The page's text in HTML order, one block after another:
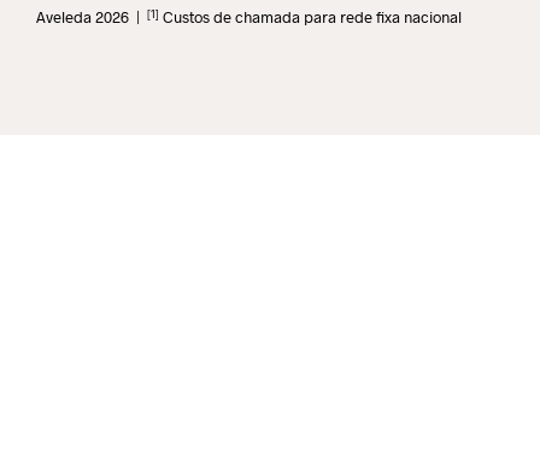
Aveleda 2026 | [1] Custos de chamada para rede fixa nacional